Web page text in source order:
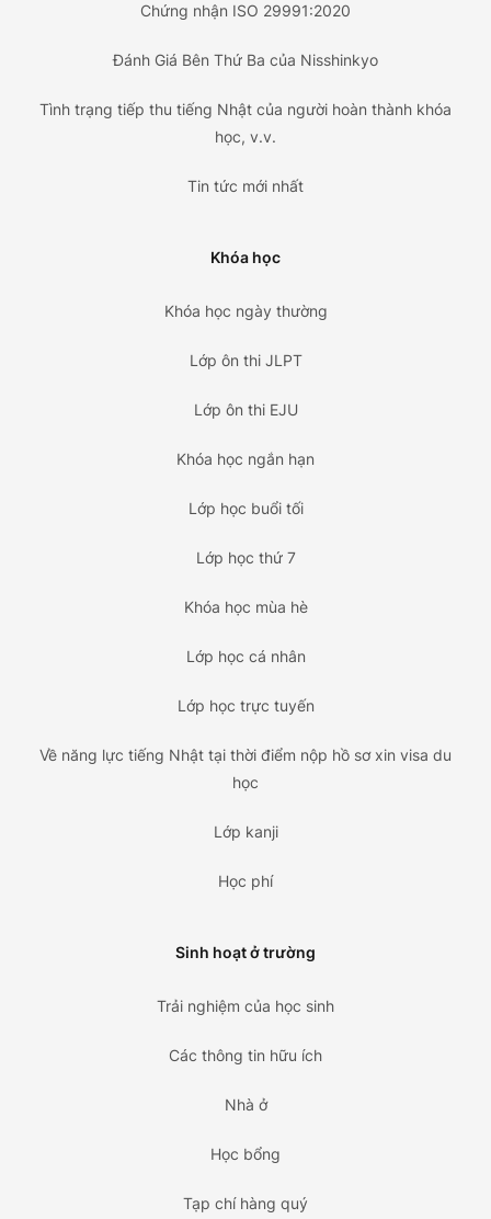
Chứng nhận ISO 29991:2020
Đánh Giá Bên Thứ Ba của Nisshinkyo
Tình trạng tiếp thu tiếng Nhật của người hoàn thành khóa
học, v.v.
Tin tức mới nhất
Khóa học
Khóa học ngày thường
Lớp ôn thi JLPT
Lớp ôn thi EJU
Khóa học ngắn hạn
Lớp học buổi tối
Lớp học thứ 7
Khóa học mùa hè
Lớp học cá nhân
Lớp học trực tuyến
Về năng lực tiếng Nhật tại thời điểm nộp hồ sơ xin visa du
học
Lớp kanji
Học phí
Sinh hoạt ở trường
Trải nghiệm của học sinh
Các thông tin hữu ích
Nhà ở
Học bổng
Tạp chí hàng quý